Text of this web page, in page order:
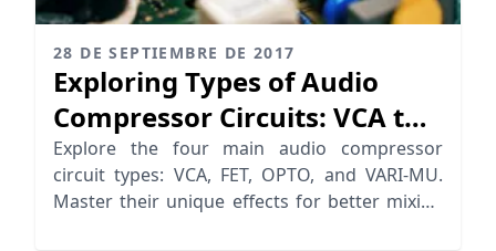
28 DE SEPTIEMBRE DE 2017
Exploring Types of Audio
Compressor Circuits: VCA to
VARI-MU
Explore the four main audio compressor
circuit types: VCA, FET, OPTO, and VARI-MU.
Master their unique effects for better mixing